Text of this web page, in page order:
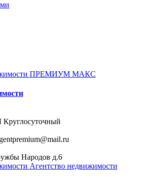
ПРЕМИУМ МАКС
Круглосуточный
Народов д.6
Агентство недвижимости